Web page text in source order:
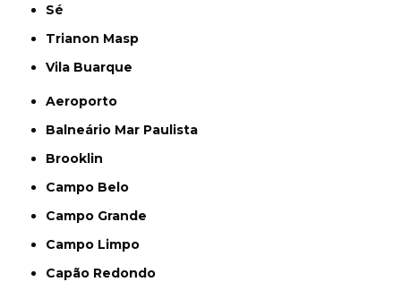
Sé
Trianon Masp
Vila Buarque
Aeroporto
Balneário Mar Paulista
Brooklin
Campo Belo
Campo Grande
Campo Limpo
Capão Redondo